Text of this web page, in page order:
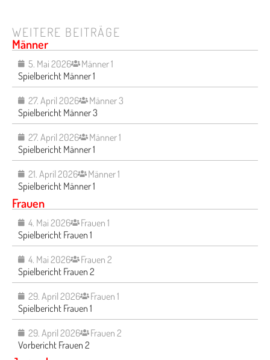
WEITERE BEITRÄGE
Männer
5. Mai 2026
Männer 1
Spielbericht Männer 1
27. April 2026
Männer 3
Spielbericht Männer 3
27. April 2026
Männer 1
Spielbericht Männer 1
21. April 2026
Männer 1
Spielbericht Männer 1
Frauen
4. Mai 2026
Frauen 1
Spielbericht Frauen 1
4. Mai 2026
Frauen 2
Spielbericht Frauen 2
29. April 2026
Frauen 1
Spielbericht Frauen 1
29. April 2026
Frauen 2
Vorbericht Frauen 2